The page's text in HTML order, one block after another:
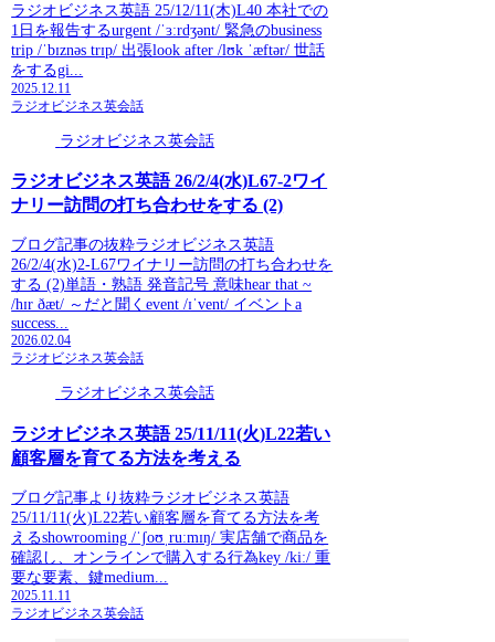
ラジオビジネス英語 25/12/11(木)L40 本社での
1日を報告するurgent /ˈɜːrdʒənt/ 緊急のbusiness
trip /ˈbɪznəs trɪp/ 出張look after /lʊk ˈæftər/ 世話
をするgi...
2025.12.11
ラジオビジネス英会話
ラジオビジネス英会話
ラジオビジネス英語 26/2/4(水)L67-2ワイ
ナリー訪問の打ち合わせをする (2)
ブログ記事の抜粋ラジオビジネス英語
26/2/4(水)2-L67ワイナリー訪問の打ち合わせを
する (2)単語・熟語 発音記号 意味hear that ~
/hɪr ðæt/ ～だと聞くevent /ɪˈvent/ イベントa
success...
2026.02.04
ラジオビジネス英会話
ラジオビジネス英会話
ラジオビジネス英語 25/11/11(火)L22若い
顧客層を育てる方法を考える
ブログ記事より抜粋ラジオビジネス英語
25/11/11(火)L22若い顧客層を育てる方法を考
えるshowrooming /ˈʃoʊˌruːmɪŋ/ 実店舗で商品を
確認し、オンラインで購入する行為key /kiː/ 重
要な要素、鍵medium...
2025.11.11
ラジオビジネス英会話